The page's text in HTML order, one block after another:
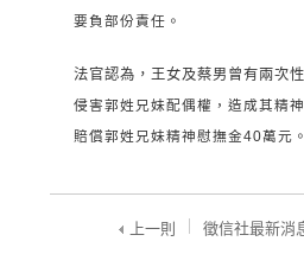
要負部份責任。
法官認為，王女及蔡男曾有兩次
侵害郭姓兄妹配偶權，造成其精
賠償郭姓兄妹精神慰撫金40萬元。
上一則 徵信社最新消